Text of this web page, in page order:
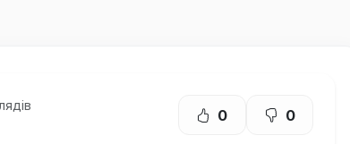
0 0